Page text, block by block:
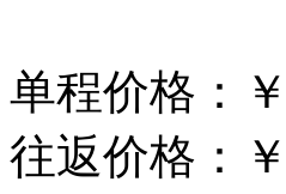
单程价格：
往返价格：